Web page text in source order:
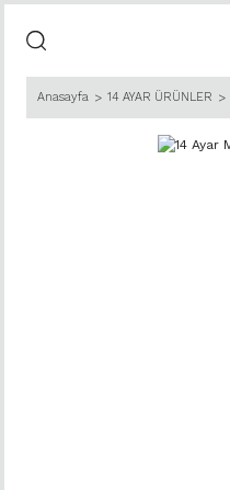
Anasayfa 14 AYAR ÜRÜNLER